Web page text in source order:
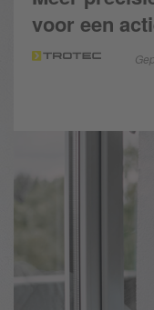
voor een